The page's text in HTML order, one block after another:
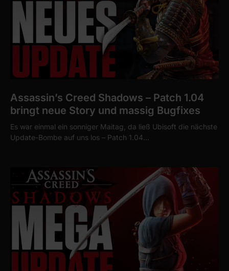
Assassin’s Creed Shadows – Patch 1.04
bringt neue Story und massig Bugfixes
Es war einmal ein sonniger Maitag, da ließ Ubisoft die nächste
Update-Bombe auf uns los – Patch 1.04…